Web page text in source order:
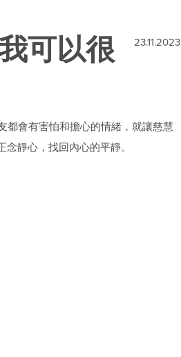
可以很
23.11.2023
都會有害怕和擔心的情緒，就讓慈慧
靜心，找回內心的平靜。